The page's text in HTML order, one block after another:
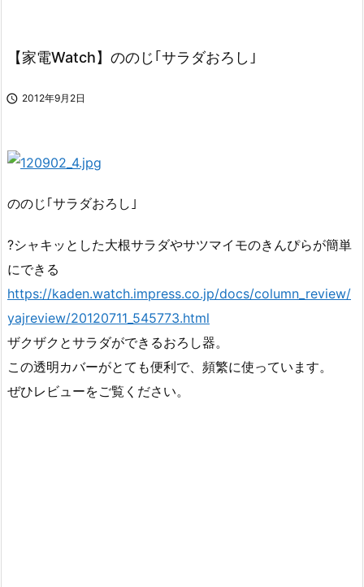
【家電Watch】ののじ｢サラダおろし｣
 2012年9月2日
ののじ｢サラダおろし｣
?シャキッとした大根サラダやサツマイモのきんぴらが簡単
にできる
https://kaden.watch.impress.co.jp/docs/column_review/
yajreview/20120711_545773.html
ザクザクとサラダができるおろし器。
この透明カバーがとても便利で、頻繁に使っています。
ぜひレビューをご覧ください。